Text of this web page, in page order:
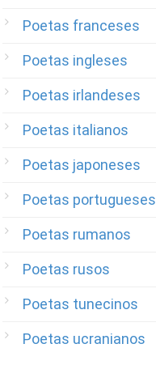
Poetas franceses
Poetas ingleses
Poetas irlandeses
Poetas italianos
Poetas japoneses
Poetas portugueses
Poetas rumanos
Poetas rusos
Poetas tunecinos
Poetas ucranianos